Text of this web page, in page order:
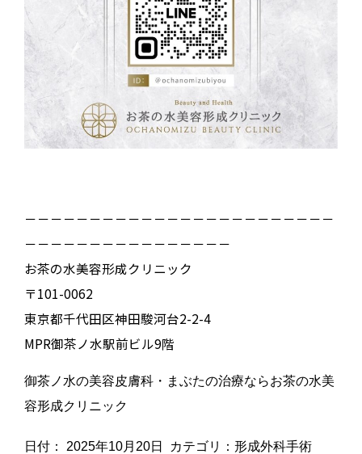
－－－－－－－－－－－－－－－－－－－－－－－－
－－－－－－－－－－－－－－－－
お茶の水美容形成クリニック
〒101-0062
東京都千代田区神田駿河台2-2-4
MPR御茶ノ水駅前ビル9階
御茶ノ水の美容皮膚科・まぶたの治療ならお茶の水美
容形成クリニック
日付： 2025年10月20日 カテゴリ： 形成外科手術